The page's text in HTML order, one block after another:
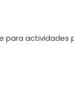
para actividades